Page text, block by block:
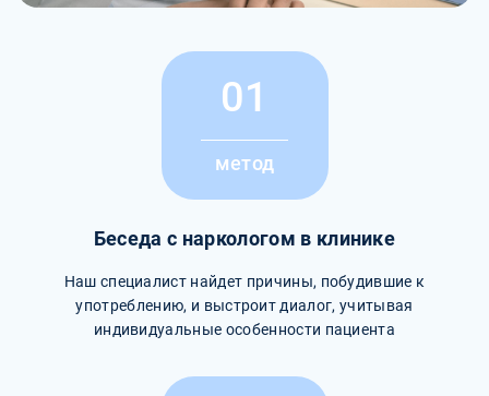
01
метод
Беседа с наркологом в клинике
Наш специалист найдет причины, побудившие к
употреблению, и выстроит диалог, учитывая
индивидуальные особенности пациента